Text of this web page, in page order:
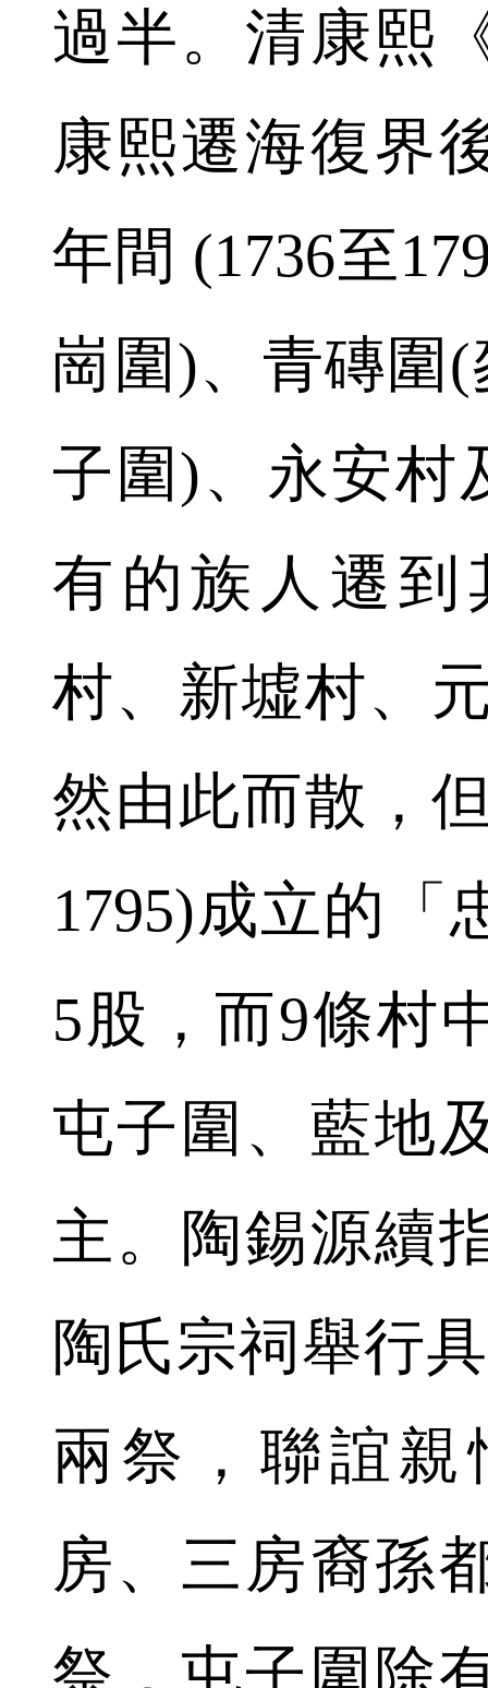
過半。清康熙
康熙遷海復界
年間 (1736至
崗圍)、青磚圍
子圍)、永安村
有的族人遷
村、新墟村、
然由此而散，
1795)成立的「
5股，而9條村
屯子圍、藍地
主。陶錫源續
陶氏宗祠舉行
兩祭，聯誼
房、三房裔孫
祭，屯子圍除